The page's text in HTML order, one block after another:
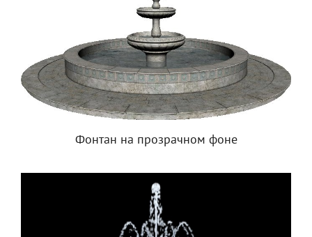
Фонтан на прозрачном фоне